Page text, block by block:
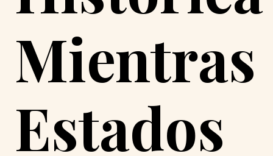
Mientras
Estados